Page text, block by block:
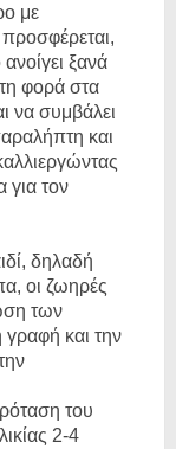
με
ξανά
φορά στα
να συμβάλει
και
για τον
δηλαδή
οι ζωηρές
των
και την
του
2-4